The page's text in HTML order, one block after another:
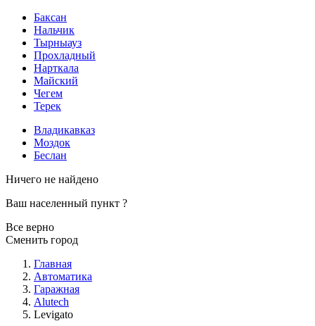
Баксан
Нальчик
Тырныауз
Прохладный
Нарткала
Майский
Чегем
Терек
Владикавказ
Моздок
Беслан
Ничего не найдено
Ваш населенный пункт ?
Все верно
Сменить город
Главная
Автоматика
Гаражная
Alutech
Levigato